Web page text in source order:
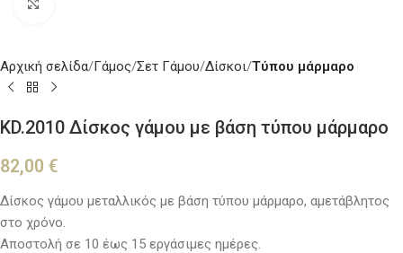
Αρχική σελίδα Γάμος Σετ Γάμου Δίσκοι Τύπου μάρμαρο
KD.2010 Δίσκος γάμου με βάση τύπου μάρμαρο
82,00 €
Δίσκος γάμου μεταλλικός με βάση τύπου μάρμαρο, αμετάβλητος
στο χρόνο.
Αποστολή σε 10 έως 15 εργάσιμες ημέρες.